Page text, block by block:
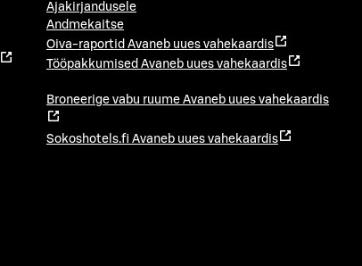
Ajakirjandusele
Andmekaitse
Oiva-raportid Avaneb uues vahekaardis
Tööpakkumised Avaneb uues vahekaardis
Broneerige vabu ruume Avaneb uues vahekaardis
Sokoshotels.fi Avaneb uues vahekaardis